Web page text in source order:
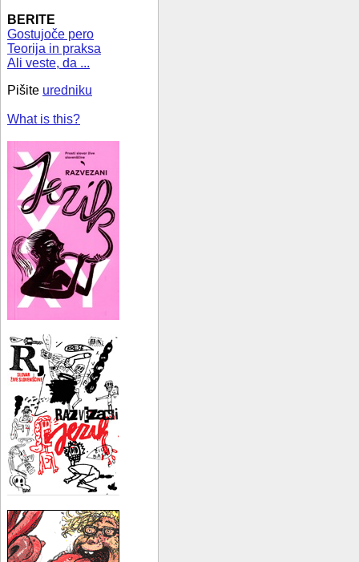
BERITE
Gostujoče pero
Teorija in praksa
Ali veste, da ...
Pišite uredniku
What is this?